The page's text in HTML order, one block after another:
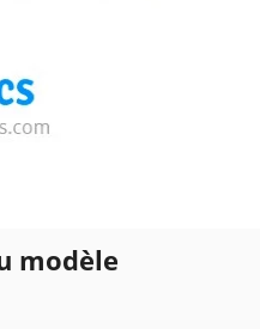
modèle